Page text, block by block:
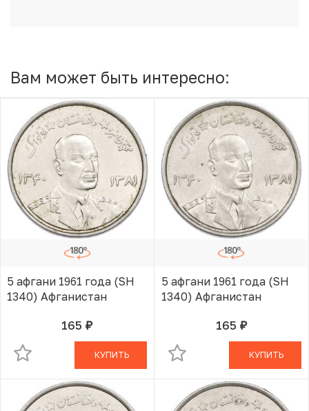
Вам может быть интересно:
5 афгани 1961 года (SH
1340) Афганистан
165 руб.В КОРЗИНЕ
КУПИТЬ
5 афгани 1961 года (SH
1340) Афганистан
165 руб.В КОРЗИНЕ
КУПИТЬ